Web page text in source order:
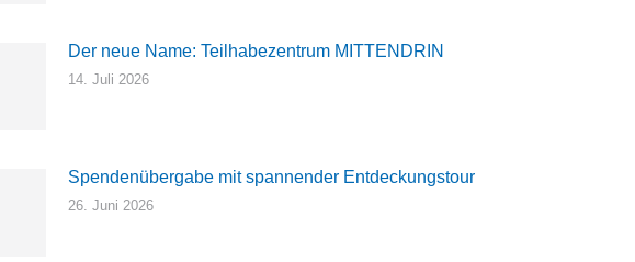
Der neue Name: Teilhabezentrum MITTENDRIN
14. Juli 2026
Spendenübergabe mit spannender Entdeckungstour
26. Juni 2026